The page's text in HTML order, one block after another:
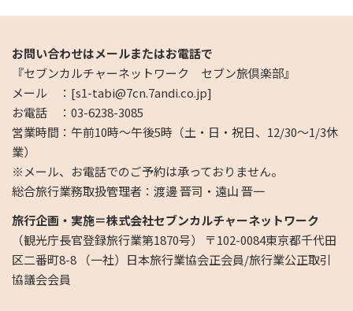
お問い合わせはメールまたはお電話で
『セブンカルチャーネットワーク セブン旅倶楽部』
メール ：[s1-tabi@7cn.7andi.co.jp]
お電話 ：03-6238-3085
営業時間：午前10時～午後5時（土・日・祝日、12/30～1/3休
業）
※メール、お電話でのご予約は承っておりません。
総合旅行業務取扱管理者：渡邊 晋司・遠山 晋一
旅行企画・実施＝株式会社セブンカルチャーネットワーク
（観光庁長官登録旅行業第1870号） 〒102-0084東京都千代田
区二番町8-8 （一社）日本旅行業協会正会員/旅行業公正取引
協議会会員